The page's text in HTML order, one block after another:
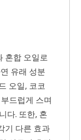
혼합 오일로
유래 성분
오일, 코코
드럽게 스며
다. 또한, 혼
기 다른 효과